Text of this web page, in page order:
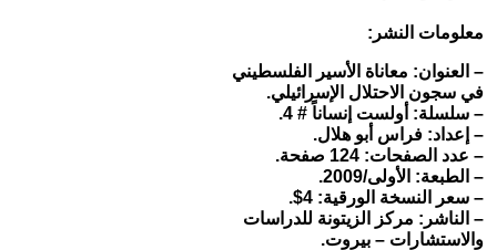
معلومات النشر:
– العنوان: معاناة الأسير الفلسطيني
في سجون الاحتلال الإسرائيلي.
– سلسلة: أولست إنساناً # 4.
– إعداد: فراس أبو هلال.
– عدد الصفحات: 124 صفحة.
– الطبعة: الأولى/2009.
– سعر النسخة الورقية: 4$.
– الناشر: مركز الزيتونة للدراسات
والاستشارات – بيروت.